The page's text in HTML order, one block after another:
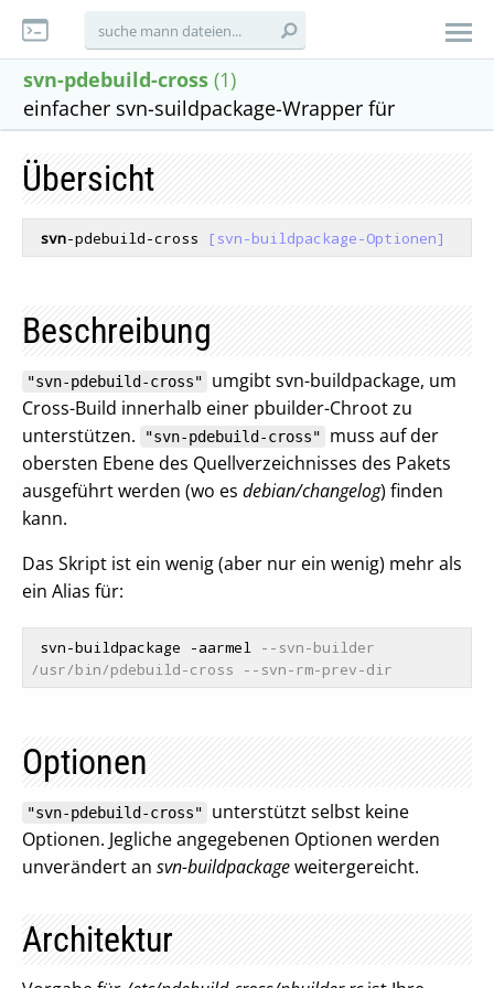
svn-pdebuild-cross (1)
einfacher svn-suildpackage-Wrapper für
Übersicht
svn-pdebuild-cross [svn-buildpackage-Optionen]
Beschreibung
"svn-pdebuild-cross"
umgibt svn-buildpackage, um
Cross-Build innerhalb einer pbuilder-Chroot zu
unterstützen.
"svn-pdebuild-cross"
muss auf der
obersten Ebene des Quellverzeichnisses des Pakets
ausgeführt werden (wo es debian/changelog) finden
kann.
Das Skript ist ein wenig (aber nur ein wenig) mehr als
ein Alias für:
svn-buildpackage -aarmel
--svn-builder
/usr/bin/pdebuild-cross --svn-rm-prev-dir
Optionen
"svn-pdebuild-cross"
unterstützt selbst keine
Optionen. Jegliche angegebenen Optionen werden
unverändert an svn-buildpackageweitergereicht.
Architektur